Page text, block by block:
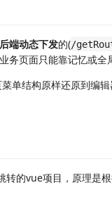
后端动态下发的(/
务页面只能靠记忆或全
单结构原样还原到编
转的vue项目，原理是